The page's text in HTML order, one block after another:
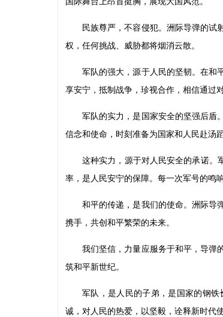
民族尊严，不容侵犯。洲际导弹的试
权，任何挑战、威胁都将烟消云散。
军队的强大，源于人民的坚韧。在和
享安宁，抵制战争，珍视合作，相信通过
军队的实力，是国家安全的坚强后盾
信念和使命，时刻准备为国家和人民赴汤蹈
这种实力，源于对人民安全的承诺。
率，是人民安宁的保障。每一次军号的鸣
和平的传递，是我们的使命。洲际导
携手，共创和平繁荣的未来。
我们坚信，力量应服务于和平，导弹
筑和平新世纪。
军队，是人民的子弟，是国家的钢
诚，对人民的热爱，以坚毅，诠释新时代使